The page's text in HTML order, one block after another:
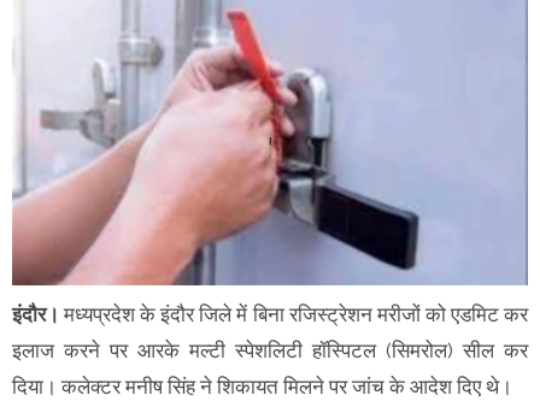
इंदौर। मध्यप्रदेश के इंदौर जिले में बिना रजिस्ट्रेशन मरीजों को एडमिट कर
इलाज करने पर आरके मल्टी स्पेशलिटी हॉस्पिटल (सिमरोल) सील कर
दिया। कलेक्टर मनीष सिंह ने शिकायत मिलने पर जांच के आदेश दिए थे।